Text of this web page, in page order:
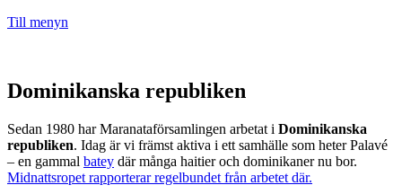
Till menyn
Dominikanska republiken
Sedan 1980 har Maranataförsamlingen arbetat i Dominikanska
republiken. Idag är vi främst aktiva i ett samhälle som heter Palavé
– en gammal batey där många haitier och dominikaner nu bor.
Midnattsropet rapporterar regelbundet från arbetet där.